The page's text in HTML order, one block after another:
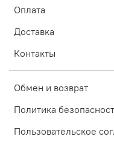
Оплата
Доставка
Контакты
Обмен и возврат
Политика
Пользовательское